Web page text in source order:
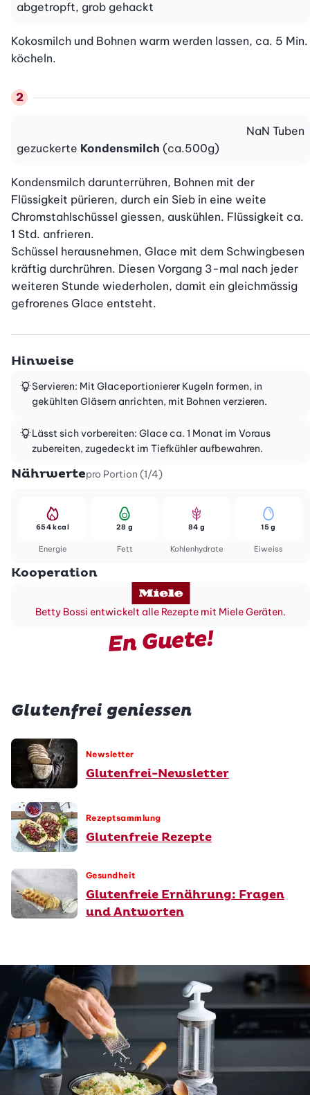
abgetropft, grob gehackt
Kokosmilch und Bohnen warm werden lassen, ca. 5 Min.
köcheln.
gezuckerte Kondensmilch (ca.500g)
NaN Tuben
Kondensmilch darunterrühren, Bohnen mit der
Flüssigkeit pürieren, durch ein Sieb in eine weite
Chromstahlschüssel giessen, auskühlen. Flüssigkeit ca.
1 Std. anfrieren.
Schüssel herausnehmen, Glace mit dem Schwingbesen
kräftig durchrühren. Diesen Vorgang 3-mal nach jeder
weiteren Stunde wiederholen, damit ein gleichmässig
gefrorenes Glace entsteht.
Hinweise
Servieren: Mit Glaceportionierer Kugeln formen, in
gekühlten Gläsern anrichten, mit Bohnen verzieren.
Lässt sich vorbereiten: Glace ca. 1 Monat im Voraus
zubereiten, zugedeckt im Tiefkühler aufbewahren.
Nährwertepro Portion (1/4)
Energie
654 kcal
Fett
28 g
Kohlenhydrate
84 g
Eiweiss
15 g
Kooperation
Betty Bossi entwickelt alle Rezepte mit Miele Geräten.
En Guete!
Glutenfrei geniessen
Newsletter
Glutenfrei-Newsletter
Rezeptsammlung
Glutenfreie Rezepte
Gesundheit
Glutenfreie Ernährung: Fragen
und Antworten